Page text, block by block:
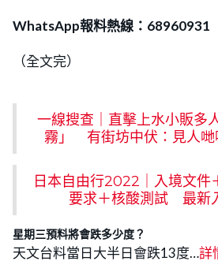
WhatsApp報料熱線：68960931
（全文完）
一線搜查｜直擊上水小販多
霧」 有街坊中伏：見人哋
日本自由行2022｜入境文件
要求＋核酸測試 最新
星期三預料將會跌多少度？
天文台料當日大半日會跌13度…詳